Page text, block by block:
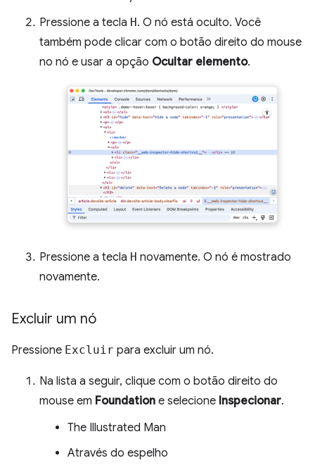
Pressione a tecla H. O nó está oculto. Você
também pode clicar com o botão direito do mouse
no nó e usar a opção Ocultar elemento.
Pressione a tecla H novamente. O nó é mostrado
novamente.
Excluir um nó
Pressione Excluir para excluir um nó.
Na lista a seguir, clique com o botão direito do
mouse em Foundation e selecione Inspecionar.
The Illustrated Man
Através do espelho